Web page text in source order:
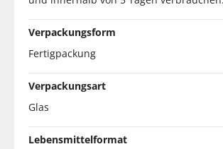
Verpackungsform
Fertigpackung
Verpackungsart
Glas
Lebensmittelformat